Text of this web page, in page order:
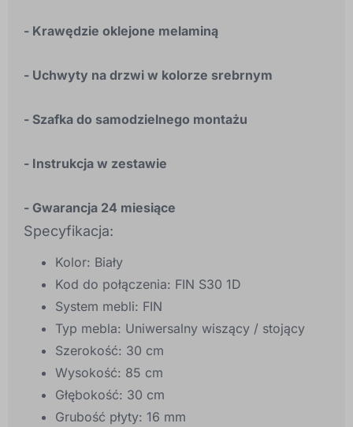
- Krawędzie oklejone melaminą
- Uchwyty na drzwi w kolorze srebrnym
- Szafka do samodzielnego montażu
- Instrukcja w zestawie
- Gwarancja 24 miesiące
Specyfikacja:
Kolor: Biały
Kod do połączenia: FIN S30 1D
System mebli: FIN
Typ mebla: Uniwersalny wiszący / stojący
Szerokość: 30 cm
Wysokość: 85 cm
Głębokość: 30 cm
Grubość płyty: 16 mm